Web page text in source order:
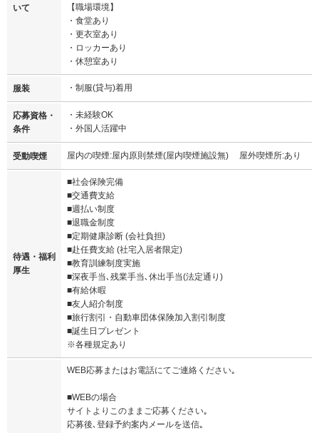
いて
【職場環境】
・食堂あり
・更衣室あり
・ロッカーあり
・休憩室あり
服装 ・制服(貸与)着用
応募資格・
条件
・未経験OK
・外国人活躍中
受動喫煙 屋内の喫煙:屋内原則禁煙(屋内喫煙施設無) 屋外喫煙所:あり
待遇・福利
厚生
■社会保険完備
■交通費支給
■週払い制度
■退職金制度
■定期健康診断 (会社負担)
■赴任費支給 (社宅入居者限定)
■教育訓練制度実施
■深夜手当､残業手当､休出手当(法定通り)
■有給休暇
■友人紹介制度
■旅行割引・自動車団体保険加入割引制度
■誕生日プレゼント
※各種規定あり
WEB応募またはお電話にてご連絡ください｡
■WEBの場合
サイトよりこのままご応募ください｡
応募後､登録予約案内メールを送信｡